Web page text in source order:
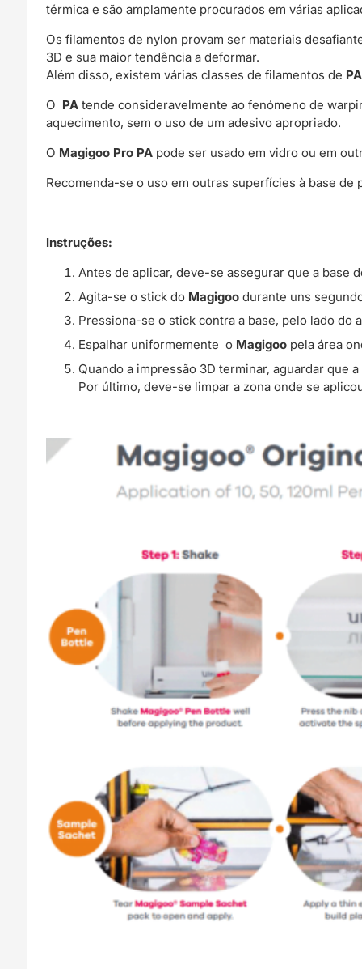
térmica e são amplamente procurados em várias
Os filamentos de nylon provam ser materiais
3D e sua maior tendência a deformar.
Além disso, existem várias classes de filamentos de PA
O PA tende consideravelmente ao fenómeno de
aquecimento, sem o uso de um adesivo apropriado.
O Magigoo Pro PA pode ser usado em vidro ou em
Recomenda-se o uso em outras superfícies à base
Instruções:
Antes de aplicar, deve-se assegurar que a base
Agita-se o stick do Magigoo durante uns
Pressiona-se o stick contra a base, pelo lado do
Espalhar uniformemente o Magigoo pela área
Quando a impressão 3D terminar, aguardar que
Por último, deve-se limpar a zona onde se